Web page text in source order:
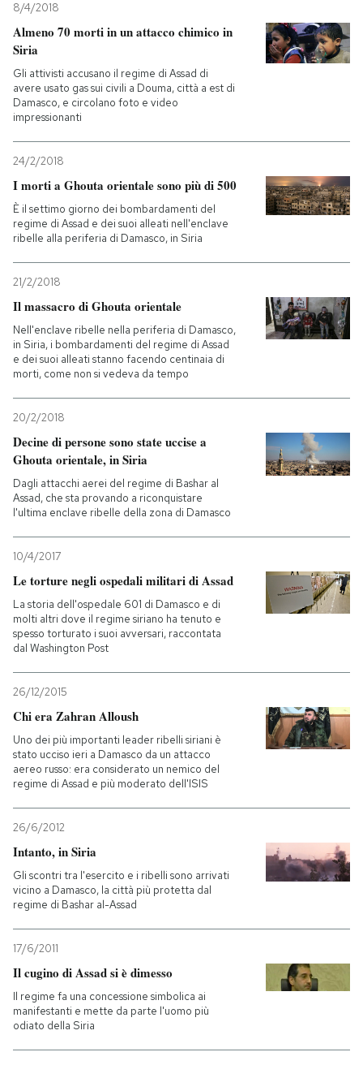
8/4/2018
Almeno 70 morti in un attacco chimico in
Siria
Gli attivisti accusano il regime di Assad di
avere usato gas sui civili a Douma, città a est di
Damasco, e circolano foto e video
impressionanti
24/2/2018
I morti a Ghouta orientale sono più di 500
È il settimo giorno dei bombardamenti del
regime di Assad e dei suoi alleati nell'enclave
ribelle alla periferia di Damasco, in Siria
21/2/2018
Il massacro di Ghouta orientale
Nell'enclave ribelle nella periferia di Damasco,
in Siria, i bombardamenti del regime di Assad
e dei suoi alleati stanno facendo centinaia di
morti, come non si vedeva da tempo
20/2/2018
Decine di persone sono state uccise a
Ghouta orientale, in Siria
Dagli attacchi aerei del regime di Bashar al
Assad, che sta provando a riconquistare
l'ultima enclave ribelle della zona di Damasco
10/4/2017
Le torture negli ospedali militari di Assad
La storia dell'ospedale 601 di Damasco e di
molti altri dove il regime siriano ha tenuto e
spesso torturato i suoi avversari, raccontata
dal Washington Post
26/12/2015
Chi era Zahran Alloush
Uno dei più importanti leader ribelli siriani è
stato ucciso ieri a Damasco da un attacco
aereo russo: era considerato un nemico del
regime di Assad e più moderato dell'ISIS
26/6/2012
Intanto, in Siria
Gli scontri tra l'esercito e i ribelli sono arrivati
vicino a Damasco, la città più protetta dal
regime di Bashar al-Assad
17/6/2011
Il cugino di Assad si è dimesso
Il regime fa una concessione simbolica ai
manifestanti e mette da parte l'uomo più
odiato della Siria